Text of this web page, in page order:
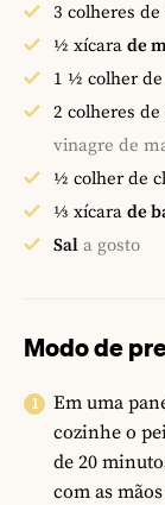
3 colheres de
½ xícara de
1 ½ colher
2 colheres de
vinagre de
½ colher de
⅓ xícara de
Sal a gosto
Modo de
Em uma
cozinhe o
de 20
com as